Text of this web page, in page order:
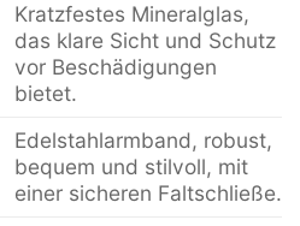
Kratzfestes Mineralglas,
das klare Sicht und Schutz
vor Beschädigungen
bietet.
Edelstahlarmband, robust,
bequem und stilvoll, mit
einer sicheren Faltschließe.